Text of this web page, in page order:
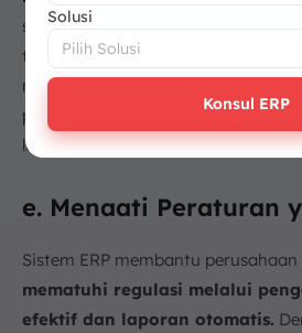
sehingga dapat meraihESGscore
termasuk pengelolaan inventaris
mengurangi produksi limbah, dan
produk dan bahan baku yang
lingkungan.
e. Menaati Peraturan
Sistem ERP membantu
mematuhi regulasi melalui
efektif dan laporan otomatis.
Solusi
Konsul ERP